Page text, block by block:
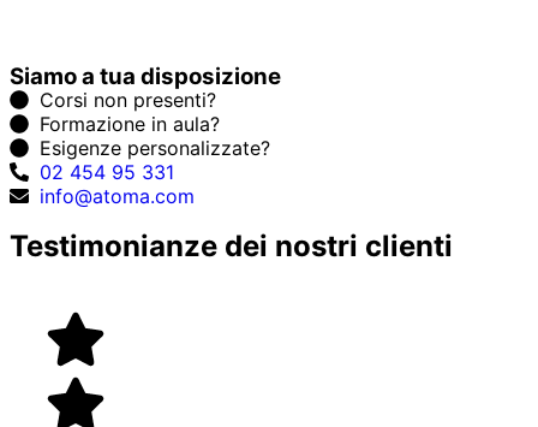
Siamo a tua disposizione
Corsi non presenti?
Formazione in aula?
Esigenze personalizzate?
02 454 95 331
info@atoma.com
Testimonianze dei nostri clienti